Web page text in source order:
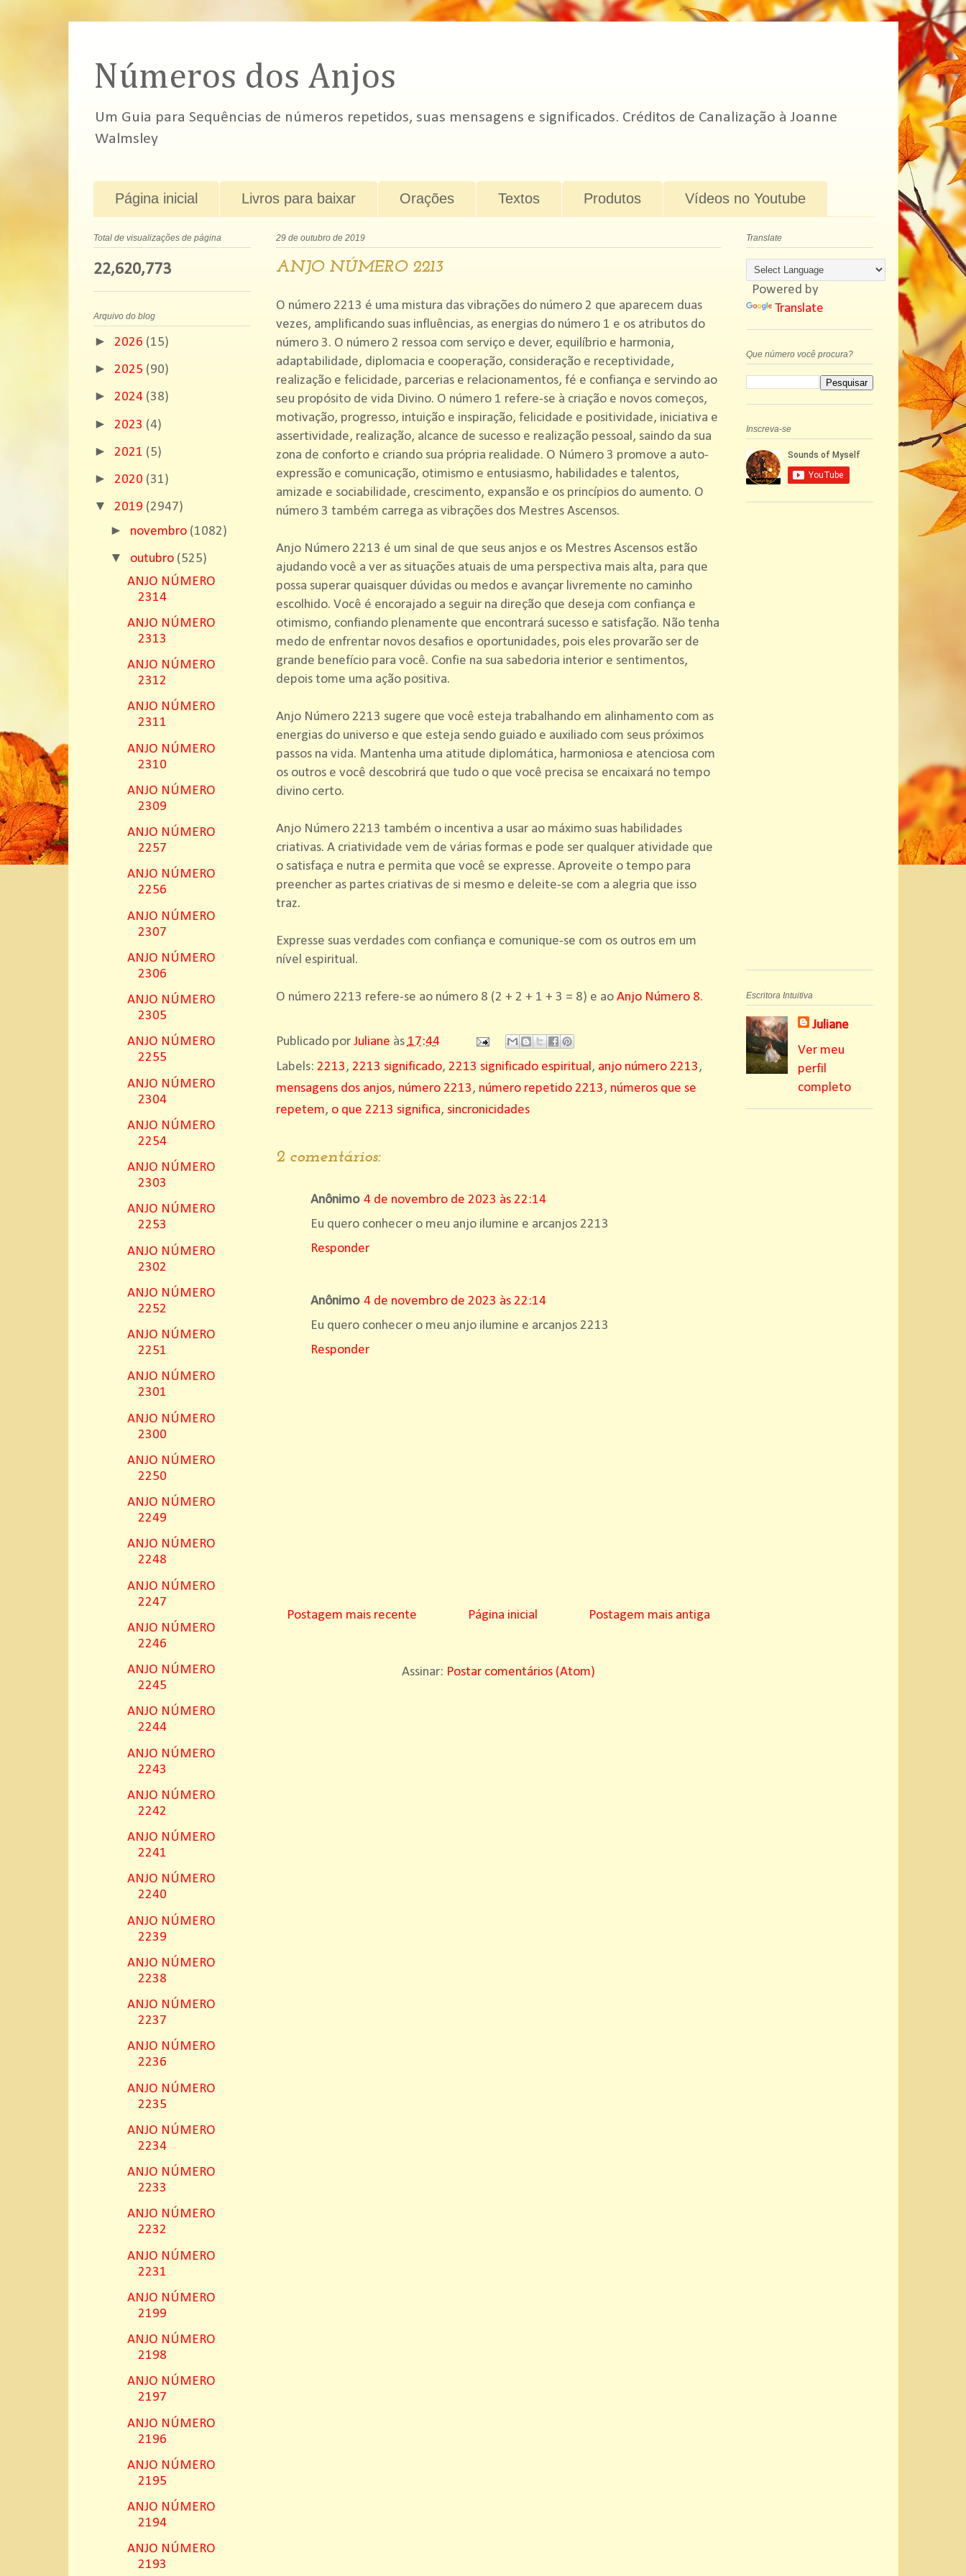
Números dos Anjos
Um Guia para Sequências de números repetidos, suas mensagens e significados. Créditos de Canalização à Joanne
Walmsley
Página inicial Livros para baixar Orações Textos Produtos Vídeos no Youtube
29 de outubro de 2019
ANJO NÚMERO 2213
O número 2213 é uma mistura das vibrações do número 2 que aparecem duas
vezes, amplificando suas influências, as energias do número 1 e os atributos do
número 3. O número 2 ressoa com serviço e dever, equilíbrio e harmonia,
adaptabilidade, diplomacia e cooperação, consideração e receptividade,
realização e felicidade, parcerias e relacionamentos, fé e confiança e servindo ao
seu propósito de vida Divino. O número 1 refere-se à criação e novos começos,
motivação, progresso, intuição e inspiração, felicidade e positividade, iniciativa e
assertividade, realização, alcance de sucesso e realização pessoal, saindo da sua
zona de conforto e criando sua própria realidade. O Número 3 promove a auto-
expressão e comunicação, otimismo e entusiasmo, habilidades e talentos,
amizade e sociabilidade, crescimento, expansão e os princípios do aumento. O
número 3 também carrega as vibrações dos Mestres Ascensos.
Anjo Número 2213 é um sinal de que seus anjos e os Mestres Ascensos estão
ajudando você a ver as situações atuais de uma perspectiva mais alta, para que
possa superar quaisquer dúvidas ou medos e avançar livremente no caminho
escolhido. Você é encorajado a seguir na direção que deseja com confiança e
otimismo, confiando plenamente que encontrará sucesso e satisfação. Não tenha
medo de enfrentar novos desafios e oportunidades, pois eles provarão ser de
grande benefício para você. Confie na sua sabedoria interior e sentimentos,
depois tome uma ação positiva.
Anjo Número 2213 sugere que você esteja trabalhando em alinhamento com as
energias do universo e que esteja sendo guiado e auxiliado com seus próximos
passos na vida. Mantenha uma atitude diplomática, harmoniosa e atenciosa com
os outros e você descobrirá que tudo o que você precisa se encaixará no tempo
divino certo.
Anjo Número 2213 também o incentiva a usar ao máximo suas habilidades
criativas. A criatividade vem de várias formas e pode ser qualquer atividade que
o satisfaça e nutra e permita que você se expresse. Aproveite o tempo para
preencher as partes criativas de si mesmo e deleite-se com a alegria que isso
traz.
Expresse suas verdades com confiança e comunique-se com os outros em um
nível espiritual.
O número 2213 refere-se ao número 8 (2 + 2 + 1 + 3 = 8) e ao Anjo Número 8.
Publicado por Juliane às 17:44
Labels: 2213 , 2213 significado, 2213 significado espiritual , anjo número 2213 ,
mensagens dos anjos, número 2213 , número repetido 2213 , números que se
repetem, o que 2213 significa, sincronicidades
2 comentários:
Anônimo 4 de novembro de 2023 às 22:14
Eu quero conhecer o meu anjo ilumine e arcanjos 2213
Responder
Anônimo 4 de novembro de 2023 às 22:14
Eu quero conhecer o meu anjo ilumine e arcanjos 2213
Responder
Postagem mais recente Postagem mais antiga
Página inicial
Assinar: Postar comentários (Atom)
Total de visualizações de página
22,620,773
Arquivo do blog
► 2026 (15)
► 2025 (90)
► 2024 (38)
► 2023 (4)
► 2021 (5)
► 2020 (31)
▼ 2019 (2947)
► novembro (1082)
▼ outubro (525)
ANJO NÚMERO
2314
ANJO NÚMERO
2313
ANJO NÚMERO
2312
ANJO NÚMERO
2311
ANJO NÚMERO
2310
ANJO NÚMERO
2309
ANJO NÚMERO
2257
ANJO NÚMERO
2256
ANJO NÚMERO
2307
ANJO NÚMERO
2306
ANJO NÚMERO
2305
ANJO NÚMERO
2255
ANJO NÚMERO
2304
ANJO NÚMERO
2254
ANJO NÚMERO
2303
ANJO NÚMERO
2253
ANJO NÚMERO
2302
ANJO NÚMERO
2252
ANJO NÚMERO
2251
ANJO NÚMERO
2301
ANJO NÚMERO
2300
ANJO NÚMERO
2250
ANJO NÚMERO
2249
ANJO NÚMERO
2248
ANJO NÚMERO
2247
ANJO NÚMERO
2246
ANJO NÚMERO
2245
ANJO NÚMERO
2244
ANJO NÚMERO
2243
ANJO NÚMERO
2242
ANJO NÚMERO
2241
ANJO NÚMERO
2240
ANJO NÚMERO
2239
ANJO NÚMERO
2238
ANJO NÚMERO
2237
ANJO NÚMERO
2236
ANJO NÚMERO
2235
ANJO NÚMERO
2234
ANJO NÚMERO
2233
ANJO NÚMERO
2232
ANJO NÚMERO
2231
ANJO NÚMERO
2199
ANJO NÚMERO
2198
ANJO NÚMERO
2197
ANJO NÚMERO
2196
ANJO NÚMERO
2195
ANJO NÚMERO
2194
ANJO NÚMERO
2193
Translate
Powered by
Translate
Que número você procura?
Inscreva-se
Escritora Intuitiva
Juliane
Ver meu
perfil
completo